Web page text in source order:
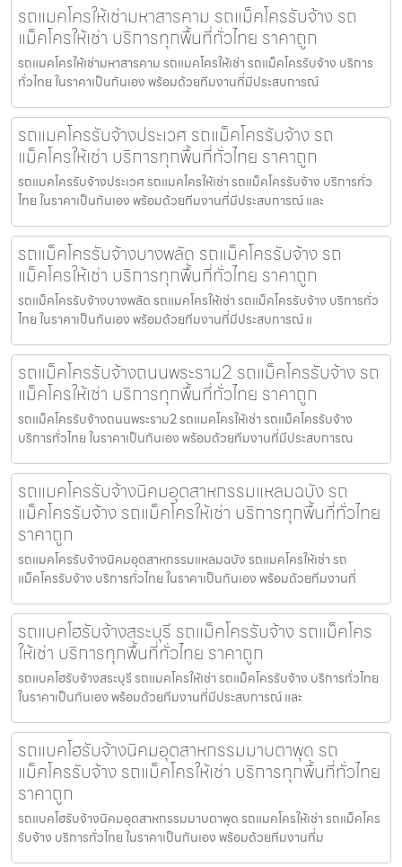
รถแมคโครให้เช่ามหาสารคาม รถแม็คโครรับจ้าง รถ
แม็คโครให้เช่า บริการทุกพื้นที่ทั่วไทย ราคาถูก
รถแมคโครให้เช่ามหาสารคาม รถแมคโครให้เช่า รถแม็คโครรับจ้าง บริการ
ทั่วไทย ในราคาเป็นกันเอง พร้อมด้วยทีมงานที่มีประสบการณ์
รถแมคโครรับจ้างประเวศ รถแม็คโครรับจ้าง รถ
แม็คโครให้เช่า บริการทุกพื้นที่ทั่วไทย ราคาถูก
รถแมคโครรับจ้างประเวศ รถแมคโครให้เช่า รถแม็คโครรับจ้าง บริการทั่ว
ไทย ในราคาเป็นกันเอง พร้อมด้วยทีมงานที่มีประสบการณ์ และ
รถแม็คโครรับจ้างบางพลัด รถแม็คโครรับจ้าง รถ
แม็คโครให้เช่า บริการทุกพื้นที่ทั่วไทย ราคาถูก
รถแม็คโครรับจ้างบางพลัด รถแมคโครให้เช่า รถแม็คโครรับจ้าง บริการทั่ว
ไทย ในราคาเป็นกันเอง พร้อมด้วยทีมงานที่มีประสบการณ์ แ
รถแม็คโครรับจ้างถนนพระราม2 รถแม็คโครรับจ้าง รถ
แม็คโครให้เช่า บริการทุกพื้นที่ทั่วไทย ราคาถูก
รถแม็คโครรับจ้างถนนพระราม2 รถแมคโครให้เช่า รถแม็คโครรับจ้าง
บริการทั่วไทย ในราคาเป็นกันเอง พร้อมด้วยทีมงานที่มีประสบการณ
รถแมคโครรับจ้างนิคมอุตสาหกรรมแหลมฉบัง รถ
แม็คโครรับจ้าง รถแม็คโครให้เช่า บริการทุกพื้นที่ทั่วไทย
ราคาถูก
รถแมคโครรับจ้างนิคมอุตสาหกรรมแหลมฉบัง รถแมคโครให้เช่า รถ
แม็คโครรับจ้าง บริการทั่วไทย ในราคาเป็นกันเอง พร้อมด้วยทีมงานที่
รถแบคโฮรับจ้างสระบุรี รถแม็คโครรับจ้าง รถแม็คโคร
ให้เช่า บริการทุกพื้นที่ทั่วไทย ราคาถูก
รถแบคโฮรับจ้างสระบุรี รถแมคโครให้เช่า รถแม็คโครรับจ้าง บริการทั่วไทย
ในราคาเป็นกันเอง พร้อมด้วยทีมงานที่มีประสบการณ์ และ
รถแบคโฮรับจ้างนิคมอุตสาหกรรมมาบตาพุด รถ
แม็คโครรับจ้าง รถแม็คโครให้เช่า บริการทุกพื้นที่ทั่วไทย
ราคาถูก
รถแบคโฮรับจ้างนิคมอุตสาหกรรมมาบตาพุด รถแมคโครให้เช่า รถแม็คโคร
รับจ้าง บริการทั่วไทย ในราคาเป็นกันเอง พร้อมด้วยทีมงานที่ม